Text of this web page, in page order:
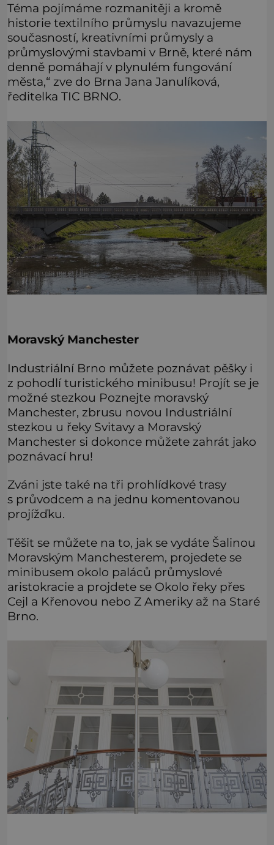
Téma pojímáme rozmanitěji a kromě
historie textilního průmyslu navazujeme
současností, kreativními průmysly a
průmyslovými stavbami v Brně, které nám
denně pomáhají v plynulém fungování
města,“ zve do Brna Jana Janulíková,
ředitelka TIC BRNO.
Moravský Manchester
Industriální Brno můžete poznávat pěšky i
z pohodlí turistického minibusu! Projít se je
možné stezkou Poznejte moravský
Manchester, zbrusu novou Industriální
stezkou u řeky Svitavy a Moravský
Manchester si dokonce můžete zahrát jako
poznávací hru!
Zváni jste také na tři prohlídkové trasy
s průvodcem a na jednu komentovanou
projížďku.
Těšit se můžete na to, jak se vydáte Šalinou
Moravským Manchesterem, projedete se
minibusem okolo paláců průmyslové
aristokracie a projdete se Okolo řeky přes
Cejl a Křenovou nebo Z Ameriky až na Staré
Brno.